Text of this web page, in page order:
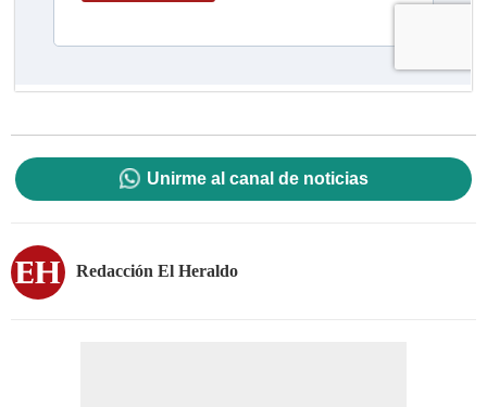
Unirme al canal de noticias
Redacción El Heraldo